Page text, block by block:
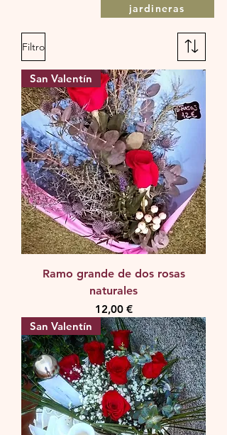
jardineras
Filtro
San Valentín
Ramo grande de dos rosas
naturales
Precio
12,00 €
San Valentín